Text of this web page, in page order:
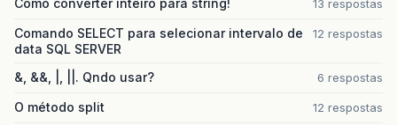
Como converter inteiro para string! 13 respostas
Comando SELECT para selecionar intervalo de
data SQL SERVER
12 respostas
&, &&, |, ||. Qndo usar? 6 respostas
O método split 12 respostas